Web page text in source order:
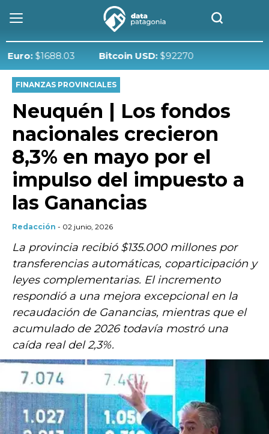
$1688.03 Bitcoin USD:$92270
FINANZAS PROVINCIALES
Neuquén | Los fondos
nacionales crecieron
8,3% en mayo por el
impulso del impuesto a
las Ganancias
Redacción - 02 junio, 2026
La provincia recibió $135.000 millones por
transferencias automáticas, coparticipación y
leyes complementarias. El incremento
respondió a una mejora excepcional en la
recaudación de Ganancias, mientras que el
acumulado de 2026 todavía mostró una
caída real del 2,3%.